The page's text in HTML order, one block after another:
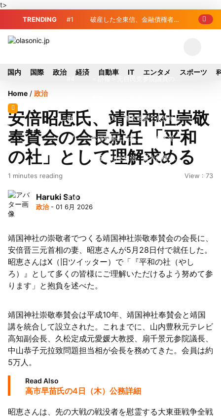
t>
TRENDING #1 破産した全東信、金融債権者リ
の真紀子氏
元社長が取締役に就任—再上場に向け視
界良好
#6 九州ガス、熊本地震で八代地区
のガス供給停止 「2次災害防止」を理
由に
#7 犬猫食禁止法案、維新が各党と
調整 中華料理店の提供に懸念
#8 破産した全東信、最大債権者は
ンクにも影響拡大
「人感センサー搭載ファン付LEDミニラ
#10
63者の負債総額は1151億円
国内 国際 政治 経済 自動車 IT エンタメ スポーツ
Home / 政治
安倍昭恵氏、靖国神社崇敬
奉賛会の会長就任 「平和
の社」として理解求める
1 minutes reading View : 73
Haruki Sato
政治- 01 6月 2026
靖国神社の崇敬者でつくる靖国神社崇敬奉賛会の会長に、
安倍晋三元首相の妻、昭恵さんが5月28日付で就任した。
昭恵さんはX（旧ツイッター）で「『平和の社（やし
ろ）』として多くの皆様にご理解いただけるよう努めて参
ります」と抱負を述べた。
靖国神社崇敬奉賛会は平成10年、靖国神社奉賛会と靖国
講を統合して設立された。これまでに、山内豊秋元テレビ
高知副会長、久松定成元愛媛大教授、扇千景元参院議長、
中山恭子元拉致問題担当相が会長を務めてきた。会員は約
5万人。
Read Also
高市早苗氏の4日（木）公務詳細
昭恵さんは、先の大戦の戦没者を慰霊する大東亜戦争全戦